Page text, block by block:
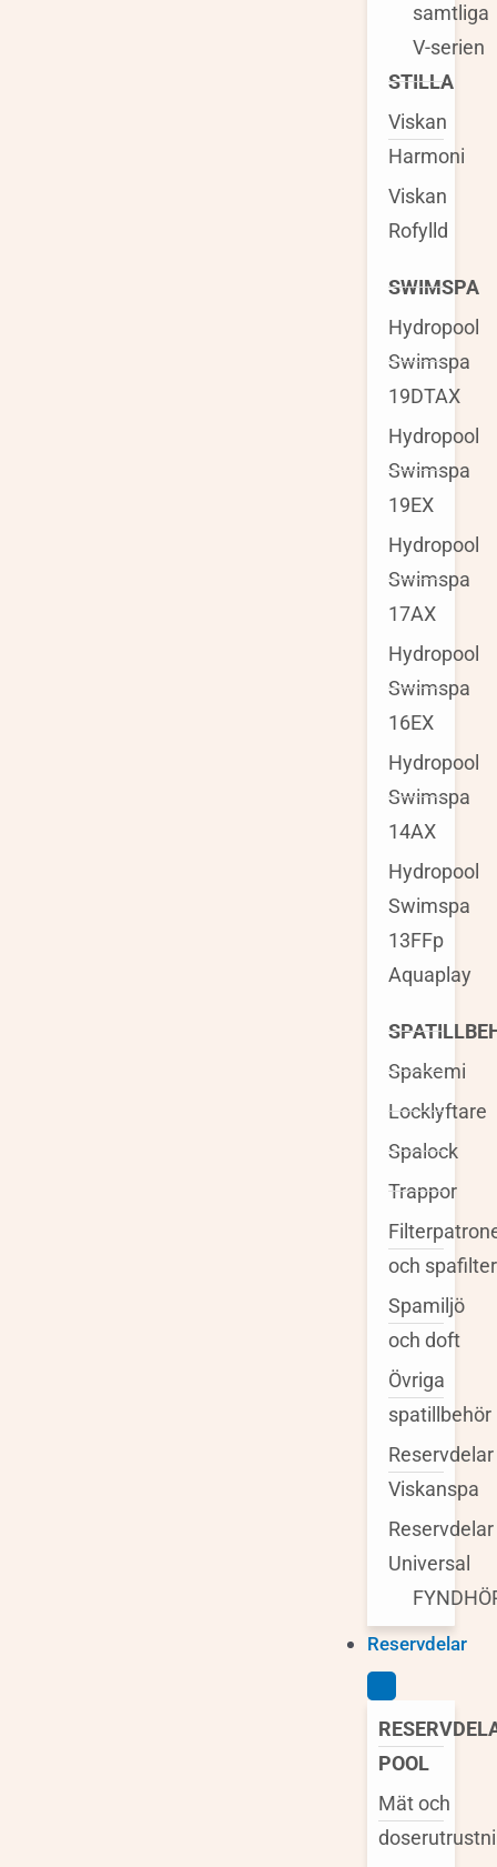
samtliga
V-serien
STILLA
Viskan
Harmoni
Viskan
Rofylld
SWIMSPA
Hydropool
Swimspa
19DTAX
Hydropool
Swimspa
19EX
Hydropool
Swimspa
17AX
Hydropool
Swimspa
16EX
Hydropool
Swimspa
14AX
Hydropool
Swimspa
13FFp
Aquaplay
Spakemi
Locklyftare
Spalock
Trappor
och spafilter
Spamiljö
och doft
Övriga
spatillbehör
Reservdelar
Viskanspa
Reservdelar
Universal
Reservdelar
POOL
Mät och